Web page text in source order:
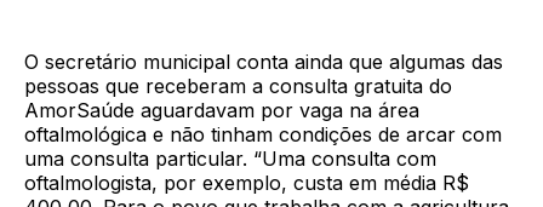
O secretário municipal conta ainda que algumas das
pessoas que receberam a consulta gratuita do
AmorSaúde aguardavam por vaga na área
oftalmológica e não tinham condições de arcar com
uma consulta particular. “Uma consulta com
oftalmologista, por exemplo, custa em média R$